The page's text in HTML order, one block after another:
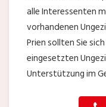
alle Interessenten
vorhandenen
Prien sollten Sie
eingesetzten
Unterstützung im